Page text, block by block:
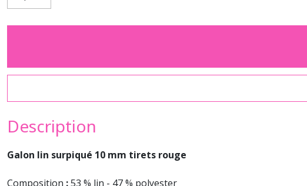
Description
Galon lin surpiqué 10 mm tirets rouge
Composition :53 % lin - 47 % polyester